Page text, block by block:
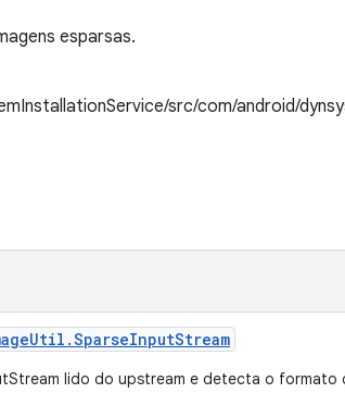
esparsas.
src/com/android/
Util .SparseInputStream
lido do upstream e detecta o formato